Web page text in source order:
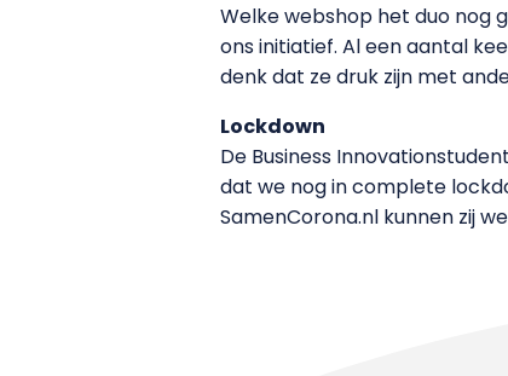
Welke webshop het duo nog
ons initiatief. Al een aantal
denk dat ze druk zijn met
Lockdown
De Business
dat we nog in complete
SamenCorona.nl kunnen zij